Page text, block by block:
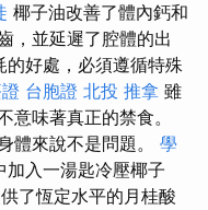
椰子油改善了體內鈣和
，並延遲了腔體的出
的好處，必須遵循特殊
台胞證 北投 推拿 雖
意味著真正的禁食。
體來說不是問題。 學
加入一湯匙冷壓椰子
了恆定水平的月桂酸